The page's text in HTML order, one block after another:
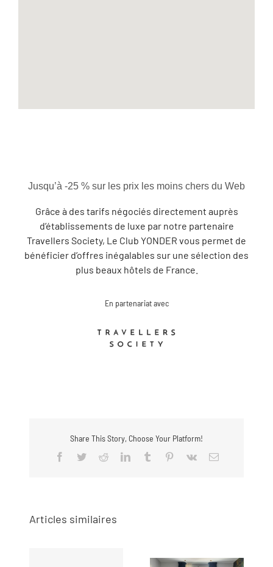
Jusqu’à -25 % sur les prix les moins chers du Web
Grâce à des tarifs négociés directement auprès
d’établissements de luxe par notre partenaire
Travellers Society, Le Club YONDER vous permet de
bénéficier d’offres inégalables sur une sélection des
plus beaux hôtels de France.
En partenariat avec
Share This Story, Choose Your Platform!
Facebook
TwitterRedditLinkedInTumblr Pinterest
Vk Email
Articles similaires